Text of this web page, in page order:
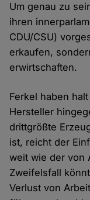
Um genau zu
ihren
CDU/CSU)
erkaufen,
erwirtschaften.
Ferkel haben
Hersteller
drittgrößte
ist, reicht der
weit wie der von
Zweifelsfall
Verlust von